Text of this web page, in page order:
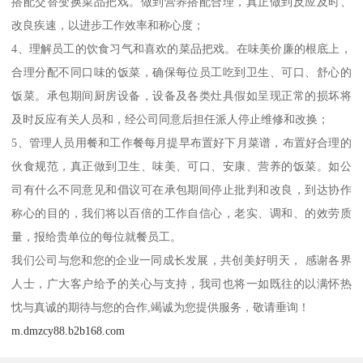
改良疾速，以进步工作效率和称心度；
4、理解员工的饮食习气和喜欢的菜品把戏。在味美价廉的根底上，
合理分配不同口味的饭菜，确保每位员工吃到卫生、可口、舒心的
饭菜。承包期间厨房设备，设备及各类灶具假如呈现正常的损坏将
及时反应有关人员和，经公司同意后担任派人停止维修和改换；
5、管理人员用餐和工作餐每月提早布置好下月菜谱，布置好合理的
伙食规范，真正做到卫生、味美、可口、安康、营养的饭菜。如公
司有什么不同意见和倡议可在承包期间停止批判和改良，到达协作
称心的目的，我们将以百倍的工作自信心，老实、调和、的效劳质
量，报给贵单位的每位就餐员工。
我们公司与您和您的企业一同成长发展，共创美好明天， 感谢各界
人士，广大客户给予的关心与支持，我司也将一如既往的以满怀热
忱与真诚的期待与您的合作,竭诚为您提供服务，敬请垂询！
m.dmzcy88.b2b168.com